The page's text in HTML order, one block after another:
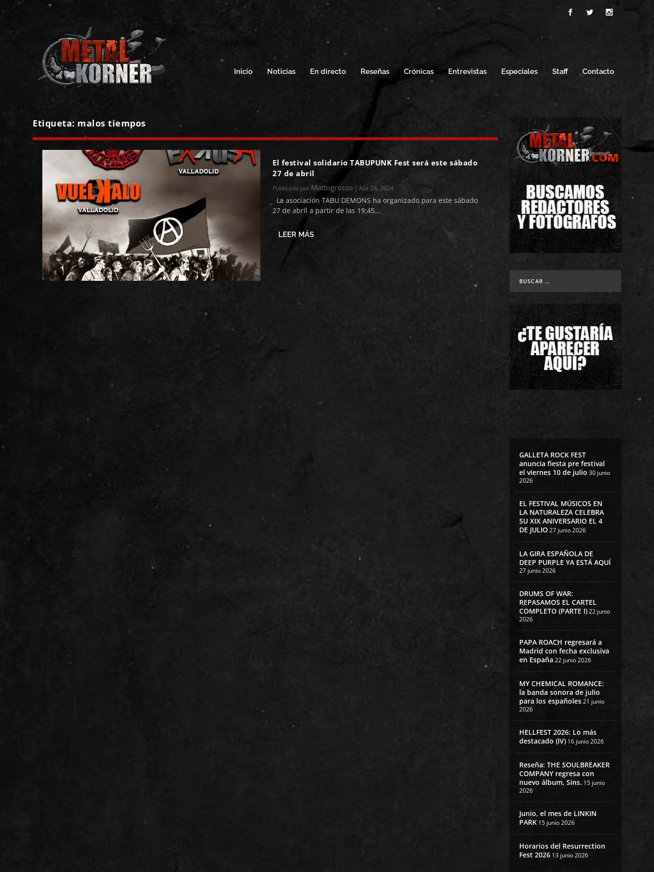
Inicio Noticias En directo Reseñas Crónicas Entrevistas Especiales Staff Contacto
Etiqueta: malos tiempos
El festival solidario TABUPUNK Fest será este sábado
27 de abril
Publicado por Mattogrosso |Abr 24, 2024
La asociación TABU DEMONS ha organizado para este sábado
27 de abril a partir de las 19:45...
LEER MÁS
GALLETA ROCK FEST
anuncia fiesta pre festival
el viernes 10 de julio 30 junio
2026
EL FESTIVAL MÚSICOS EN
LA NATURALEZA CELEBRA
SU XIX ANIVERSARIO EL 4
DE JULIO27 junio 2026
LA GIRA ESPAÑOLA DE
DEEP PURPLE YA ESTÁ AQUÍ
27 junio 2026
DRUMS OF WAR:
REPASAMOS EL CARTEL
COMPLETO (PARTE I)22 junio
2026
PAPA ROACH regresará a
Madrid con fecha exclusiva
en España 22 junio 2026
MY CHEMICAL ROMANCE:
la banda sonora de julio
para los españoles21 junio
2026
HELLFEST 2026: Lo más
destacado (IV) 16 junio 2026
Reseña: THE SOULBREAKER
COMPANY regresa con
nuevo álbum, Sins. 15 junio
2026
Junio, el mes de LINKIN
PARK 15 junio 2026
Horarios del Resurrection
Fest 2026 13 junio 2026